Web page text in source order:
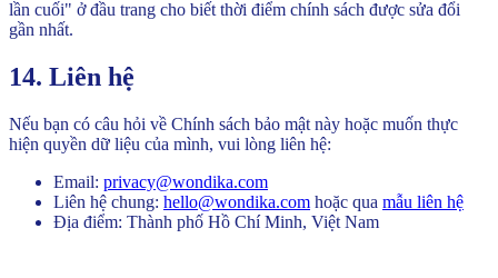
lần cuối" ở đầu trang cho biết thời điểm chính sách được sửa đổi
gần nhất.
14. Liên hệ
Nếu bạn có câu hỏi về Chính sách bảo mật này hoặc muốn thực
hiện quyền dữ liệu của mình, vui lòng liên hệ:
Email: privacy@wondika.com
Liên hệ chung: hello@wondika.com hoặc qua mẫu liên hệ
Địa điểm: Thành phố Hồ Chí Minh, Việt Nam